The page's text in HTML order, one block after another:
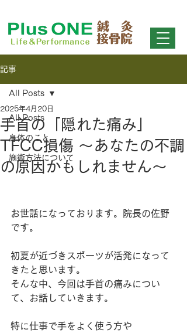
記事
All Posts
身体のこと
施術方法について
All Posts
手首の「隠れた痛み」
TFCC損傷 〜あなたの不調
の原因かもしれません〜
2025年4月20日
お世話になっております。院長の佐野
です。
初夏が近づきスポーツが活発になって
きたと思います。
そんな中、今回は手首の痛みについ
て、お話していきます。
特に仕事で手をよく使う方や